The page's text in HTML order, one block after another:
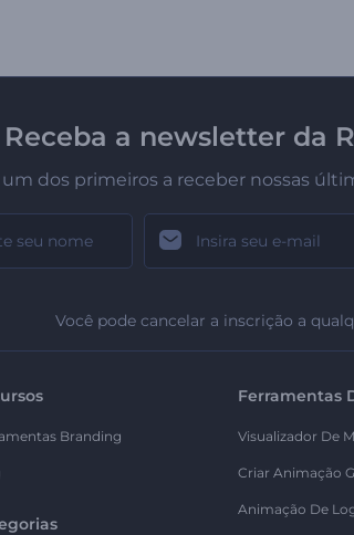
Receba a newsletter da
um dos primeiros a receber nossas
Você pode cancelar a inscrição a
Branding
Ferramentas
Visualizador De
Criar Animação
Animação De